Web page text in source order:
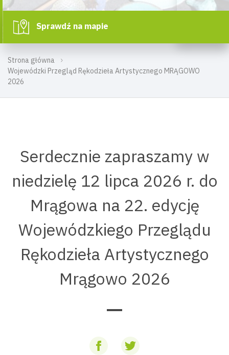
Strona główna
Wojewódzki Przegląd Rękodzieła Artystycznego MRĄGOWO
2026
Sprawdź na mapie
Serdecznie zapraszamy w
niedzielę 12 lipca 2026 r. do
Mrągowa na 22. edycję
Wojewódzkiego Przeglądu
Rękodzieła Artystycznego
Mrągowo 2026